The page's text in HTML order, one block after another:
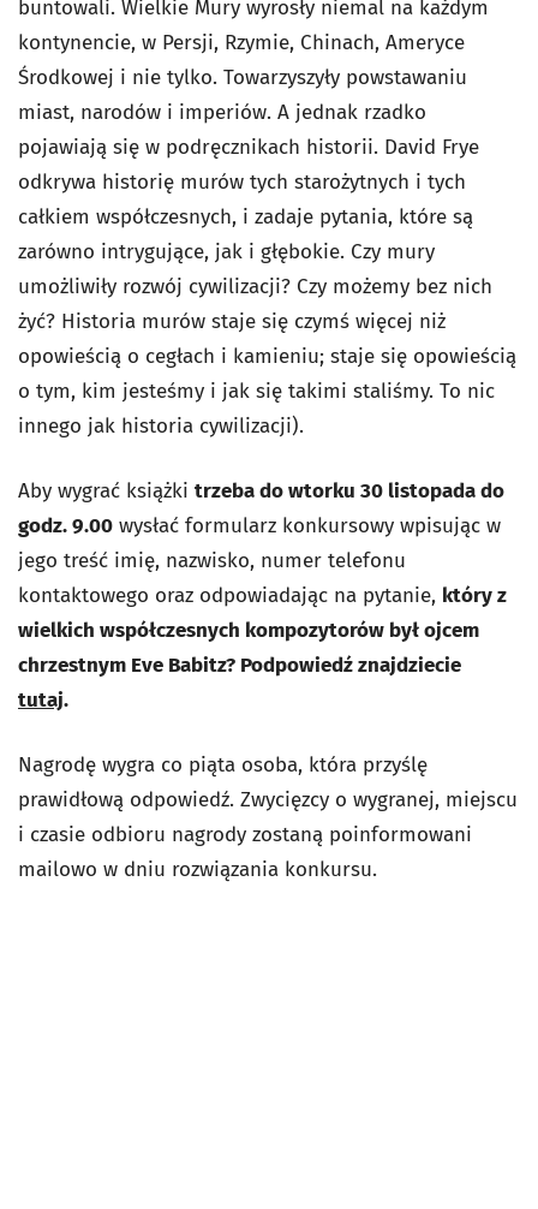
buntowali. Wielkie Mury wyrosły niemal na każdym
kontynencie, w Persji, Rzymie, Chinach, Ameryce
Środkowej i nie tylko. Towarzyszyły powstawaniu
miast, narodów i imperiów. A jednak rzadko
pojawiają się w podręcznikach historii. David Frye
odkrywa historię murów tych starożytnych i tych
całkiem współczesnych, i zadaje pytania, które są
zarówno intrygujące, jak i głębokie. Czy mury
umożliwiły rozwój cywilizacji? Czy możemy bez nich
żyć? Historia murów staje się czymś więcej niż
opowieścią o cegłach i kamieniu; staje się opowieścią
o tym, kim jesteśmy i jak się takimi staliśmy. To nic
innego jak historia cywilizacji).
Aby wygrać książki trzeba do wtorku 30 listopada do
godz. 9.00 wysłać formularz konkursowy wpisując w
jego treść imię, nazwisko, numer telefonu
kontaktowego oraz odpowiadając na pytanie, który z
wielkich współczesnych kompozytorów był ojcem
chrzestnym Eve Babitz? Podpowiedź znajdziecie
tutaj.
Nagrodę wygra co piąta osoba, która przyślę
prawidłową odpowiedź. Zwycięzcy o wygranej, miejscu
i czasie odbioru nagrody zostaną poinformowani
mailowo w dniu rozwiązania konkursu.